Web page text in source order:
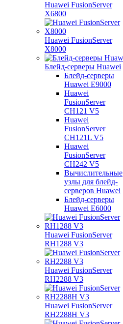
Huawei FusionServer
X6800
Huawei FusionServer
X8000
Блейд-серверы Huawei
Блейд-серверы
Huawei E9000
Huawei
FusionServer
CH121 V5
Huawei
FusionServer
CH121L V5
Huawei
FusionServer
CH242 V5
Вычислительные
узлы для блейд-
серверов Huawei
Блейд-серверы
Huawei E6000
Huawei FusionServer
RH1288 V3
Huawei FusionServer
RH2288 V3
Huawei FusionServer
RH2288H V3